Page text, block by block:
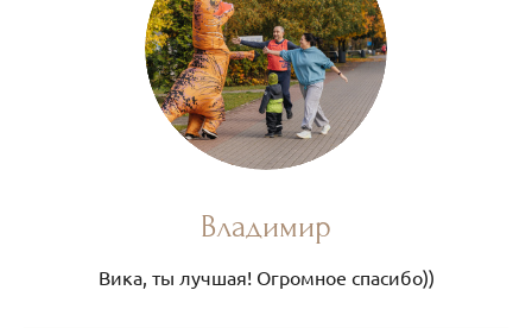
Владимир
Вика, ты лучшая! Огромное спасибо))